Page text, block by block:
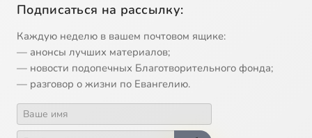
Подписаться на рассылку:
Каждую неделю в вашем почтовом ящике:
— анонсы лучших материалов;
— новости подопечных Благотворительного фонда;
— разговор о жизни по Евангелию.